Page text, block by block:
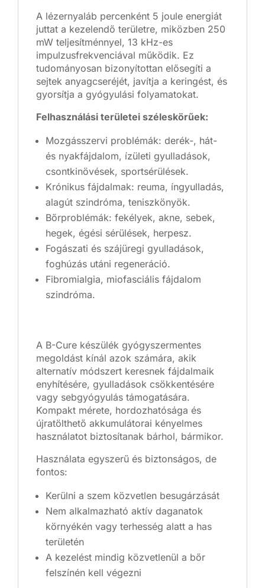
A lézernyaláb percenként 5 joule energiát
juttat a kezelendő területre, miközben 250
mW teljesítménnyel, 13 kHz-es
impulzusfrekvenciával működik. Ez
tudományosan bizonyítottan elősegíti a
sejtek anyagcseréjét, javítja a keringést, és
gyorsítja a gyógyulási folyamatokat.
Felhasználási területei széleskörűek:
Mozgásszervi problémák: derék-, hát-
és nyakfájdalom, ízületi gyulladások,
csontkinövések, sportsérülések.
Krónikus fájdalmak: reuma, íngyulladás,
alagút szindróma, teniszkönyök.
Bőrproblémák: fekélyek, akne, sebek,
hegek, égési sérülések, herpesz.
Fogászati és szájüregi gyulladások,
foghúzás utáni regeneráció.
Fibromialgia, miofasciális fájdalom
szindróma.
A B-Cure készülék gyógyszermentes
megoldást kínál azok számára, akik
alternatív módszert keresnek fájdalmaik
enyhítésére, gyulladások csökkentésére
vagy sebgyógyulás támogatására.
Kompakt mérete, hordozhatósága és
újratölthető akkumulátorai kényelmes
használatot biztosítanak bárhol, bármikor.
Használata egyszerű és biztonságos, de
fontos:
Kerülni a szem közvetlen besugárzását
Nem alkalmazható aktív daganatok
környékén vagy terhesség alatt a has
területén
A kezelést mindig közvetlenül a bőr
felszínén kell végezni